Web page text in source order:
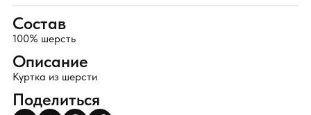
Состав
100% шерсть
Описание
Куртка из шерсти
Поделиться